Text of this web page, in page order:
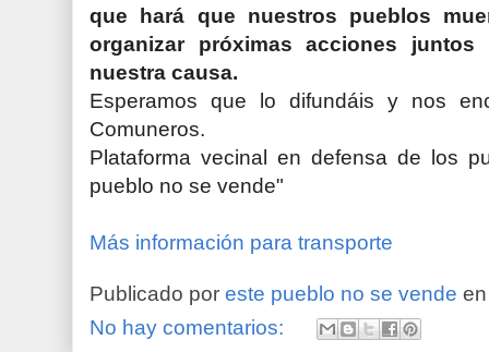
que hará que nuestros pueblos
organizar próximas acciones
nuestra causa.
Esperamos que lo difundáis y nos
Comuneros.
Plataforma vecinal en defensa de los
pueblo no se vende"
Más información para transporte
Publicado por este pueblo no se vende
No hay comentarios: